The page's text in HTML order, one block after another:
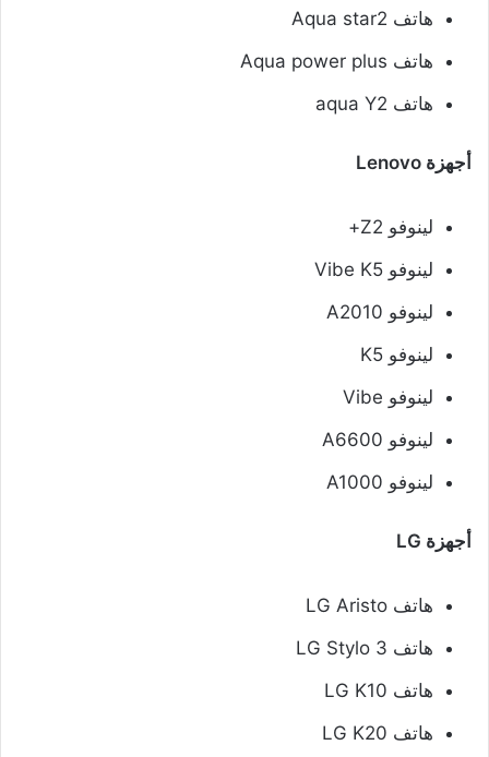
هاتف Aqua star2
هاتف Aqua power plus
هاتف aqua Y2
أجهزة Lenovo
لينوفو Z2+
لينوفو Vibe K5
لينوفو A2010
لينوفو K5
لينوفو Vibe
لينوفو A6600
لينوفو A1000
أجهزة LG
هاتف LG Aristo
هاتف LG Stylo 3
هاتف LG K10
هاتف LG K20